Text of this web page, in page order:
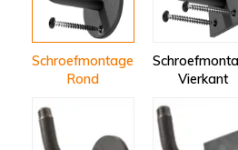
Schroefmontage
Rond
Vierkant